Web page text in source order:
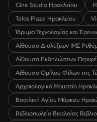
Cine Studio Ηρακλείου
Talos Plaza Ηρακλείου
Ίδρυμα Τεχνολογίας και
Αίθουσα Διαλέξεων ΙΜΣ
Αίθουσα Εκδηλώσεων
Αίθουσα Ομίλου Φίλων της
Αρχαιολογικό Μουσείο
Βασιλική Αγίου Μάρκου
Βιβλιοπωλείο Βικελαίας